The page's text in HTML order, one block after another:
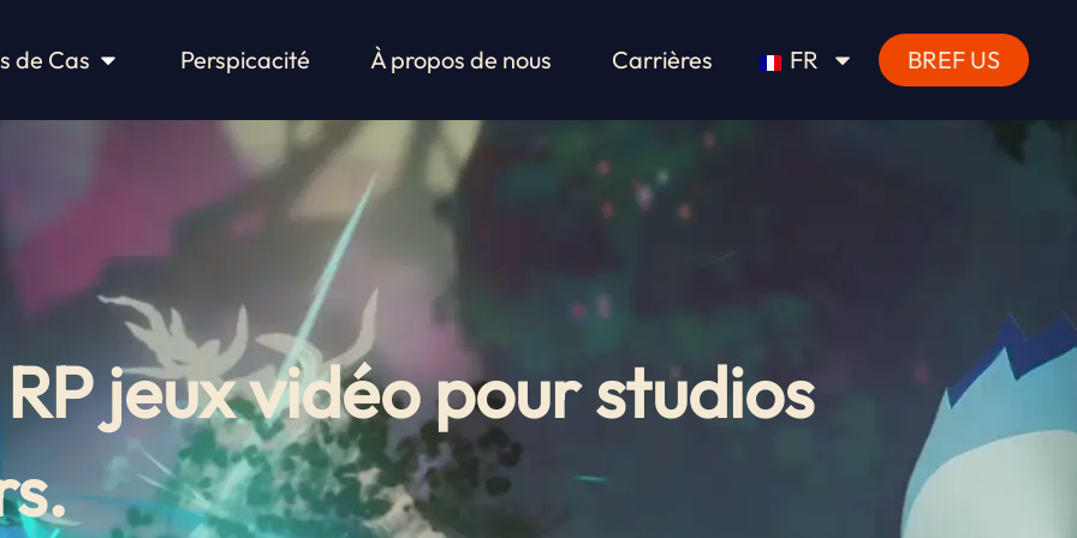
de Cas Études de cas ouvertes
Perspicacité À propos de nous Carrières FR BREF US
jeux vidéo pour studios